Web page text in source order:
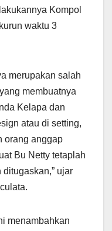
Kompol
waktu 3
merupakan salah
membuatnya
Kelapa dan
atau di setting,
orang anggap
Bu Netty tetaplah
ujar
menambahkan